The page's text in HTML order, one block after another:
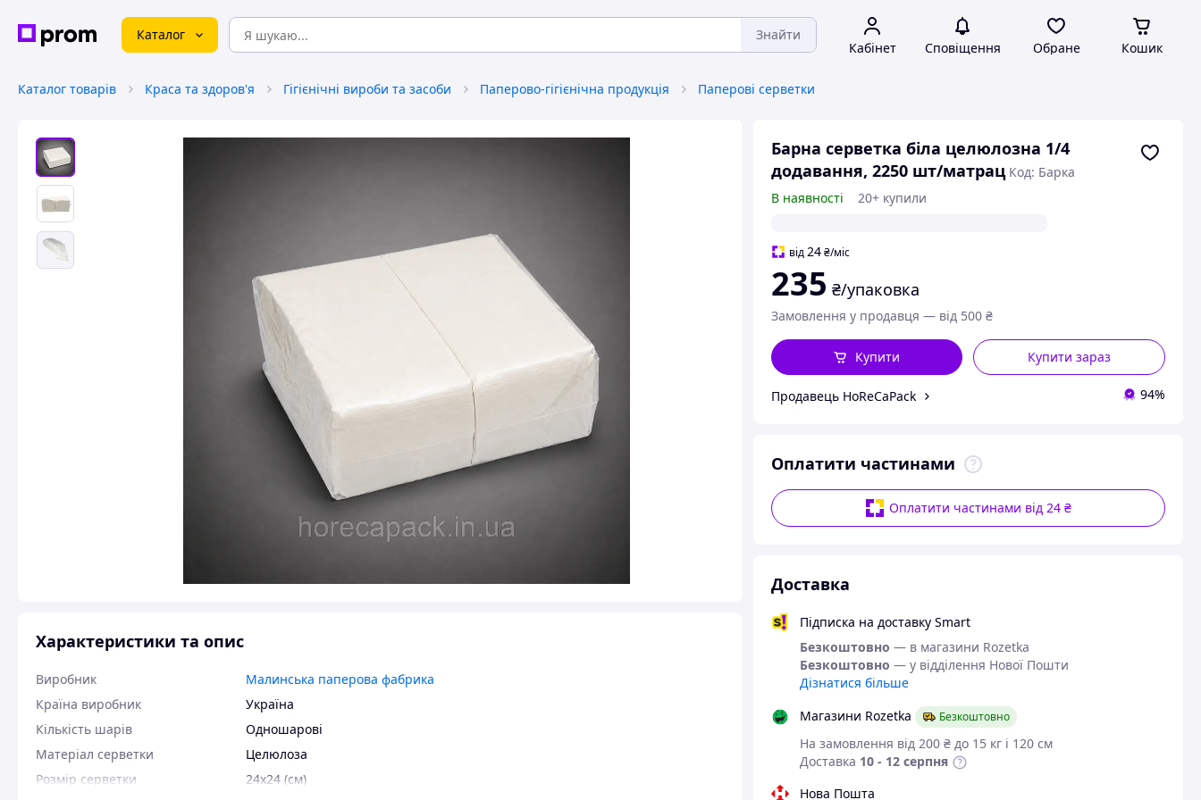
Каталог Знайти
Кабінет Сповіщення Обране Кошик
Каталог товарів Краса та здоров'я Гігієнічні вироби та засоби Паперово-гігієнічна продукція Паперові серветки
Барна серветка біла целюлозна 1/4
додавання, 2250 шт/матрац Код: Барка
В наявності
20+ купили
від24 ₴/міс
235 ₴/упаковка
Замовлення у продавця — від 500 ₴
Купити зараз
Купити
Продавець HoReCaPack 94%
Оплатити частинами
Оплатити частинами від 24 ₴
Доставка
Підписка на доставку Smart
Безкоштовно — в магазини Rozetka
Безкоштовно — у відділення Нової Пошти
Дізнатися більше
Магазини Rozetka
Безкоштовно
На замовлення від 200 ₴ до 15 кг і 120 см
Доставка 10 - 12 серпня
Нова Пошта
Характеристики та опис
Виробник
Малинська паперова фабрика
Країна виробник
Україна
Кількість шарів
Одношарові
Матеріал серветки
Целюлоза
Розмір серветки
24х24 (см)